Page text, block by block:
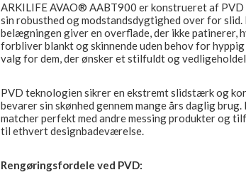
ARKILIFE AVAO® AABT900 er konstrueret af
sin robusthed og modstandsdygtighed over for
belægningen giver en overflade, der ikke patinerer,
forbliver blankt og skinnende uden behov for
valg for dem, der ønsker et stilfuldt og
PVD teknologien sikrer en ekstremt slidstærk og
bevarer sin skønhed gennem mange års daglig
matcher perfekt med andre messing produkter og
til ethvert designbadeværelse.
Rengøringsfordele ved PVD: